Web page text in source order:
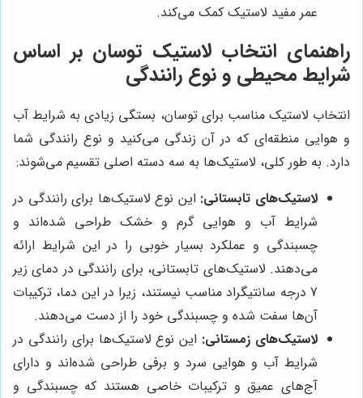
عمر مفید لاستیک کمک می‌کند.
راهنمای انتخاب لاستیک توسان بر اساس
شرایط محیطی و نوع رانندگی
انتخاب لاستیک مناسب برای توسان، بستگی زیادی به شرایط آب
و هوایی منطقه‌ای که در آن زندگی می‌کنید و نوع رانندگی شما
دارد. به طور کلی، لاستیک‌ها به سه دسته اصلی تقسیم می‌شوند:
لاستیک‌های تابستانی: این نوع لاستیک‌ها برای رانندگی در
شرایط آب و هوایی گرم و خشک طراحی شده‌اند و
چسبندگی و عملکرد بسیار خوبی را در این شرایط ارائه
می‌دهند. لاستیک‌های تابستانی، برای رانندگی در دمای زیر
7 درجه سانتیگراد مناسب نیستند، زیرا در این دما، ترکیبات
آن‌ها سفت شده و چسبندگی خود را از دست می‌دهند.
لاستیک‌های زمستانی: این نوع لاستیک‌ها برای رانندگی در
شرایط آب و هوایی سرد و برفی طراحی شده‌اند و دارای
آج‌های عمیق و ترکیبات خاصی هستند که چسبندگی و